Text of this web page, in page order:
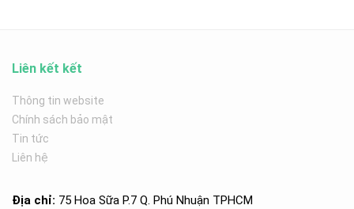
Liên kết kết
Thông tin website
Chính sách bảo mật
Tin tức
Liên hệ
Địa chỉ: 75 Hoa Sữa P.7 Q. Phú Nhuận TPHCM